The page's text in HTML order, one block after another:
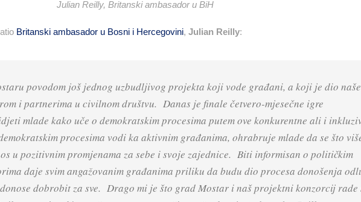
Julian Reilly, Britanski ambasador u BiH
Britanski ambasador u Bosni i Hercegovini, Julian Reilly:
povodom još jednog uzbudljivog projekta koji vode građani, a koji je dio naše
i partnerima u civilnom društvu. Danas je finale četvero-mjesečne igre
mlade kako uče o demokratskim procesima putem ove konkurentne ali i
procesima vodi ka aktivnim građanima, ohrabruje mlade da se što
u pozitivnim promjenama za sebe i svoje zajednice. Biti informisan o političkim
daje svim angažovanim građanima priliku da budu dio procesa donošenja
dobrobit za sve. Drago mi je što grad Mostar i naš projektni konzorcij rade